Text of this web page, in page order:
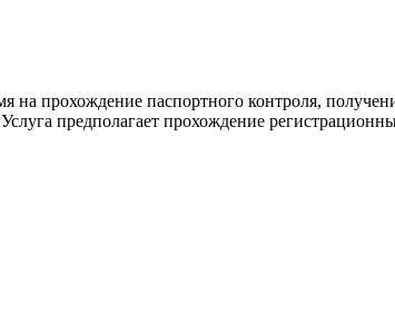
на прохождение паспортного контроля,
предполагает прохождение